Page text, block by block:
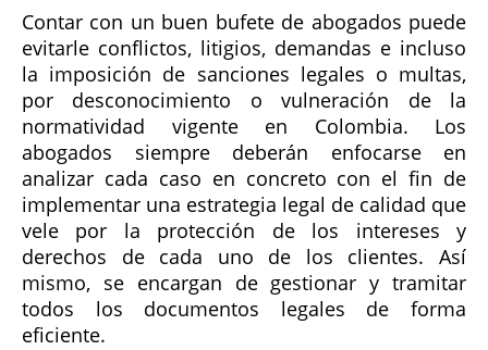
Contar con un buen bufete de abogados puede
evitarle conflictos, litigios, demandas e incluso
la imposición de sanciones legales o multas,
por desconocimiento o vulneración de la
normatividad vigente en Colombia. Los
abogados siempre deberán enfocarse en
analizar cada caso en concreto con el fin de
implementar una estrategia legal de calidad que
vele por la protección de los intereses y
derechos de cada uno de los clientes. Así
mismo, se encargan de gestionar y tramitar
todos los documentos legales de forma
eficiente.